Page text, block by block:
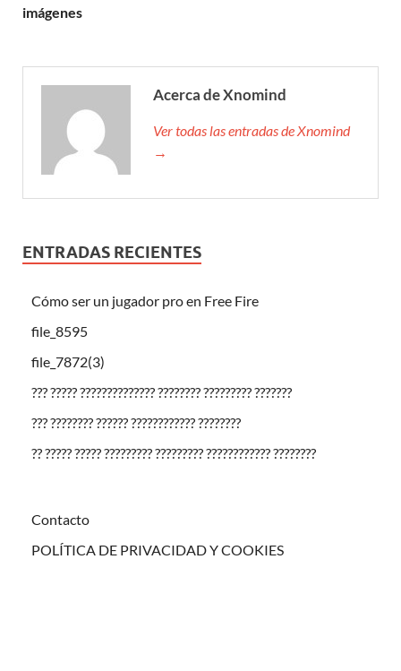
imágenes
Acerca de Xnomind
Ver todas las entradas de Xnomind
→
ENTRADAS RECIENTES
Cómo ser un jugador pro en Free Fire
file_8595
file_7872(3)
??? ????? ?????????????? ???????? ????????? ???????
??? ???????? ?????? ???????????? ????????
?? ????? ????? ????????? ????????? ???????????? ????????
Contacto
POLÍTICA DE PRIVACIDAD Y COOKIES